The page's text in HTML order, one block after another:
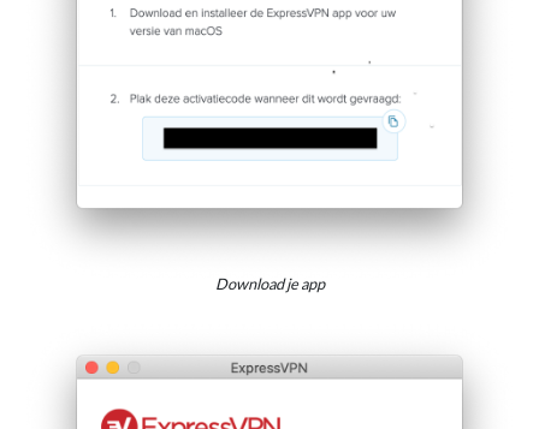
Download je app